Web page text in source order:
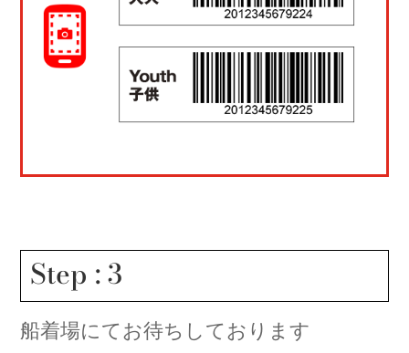
Step : 3
船着場にてお待ちしております